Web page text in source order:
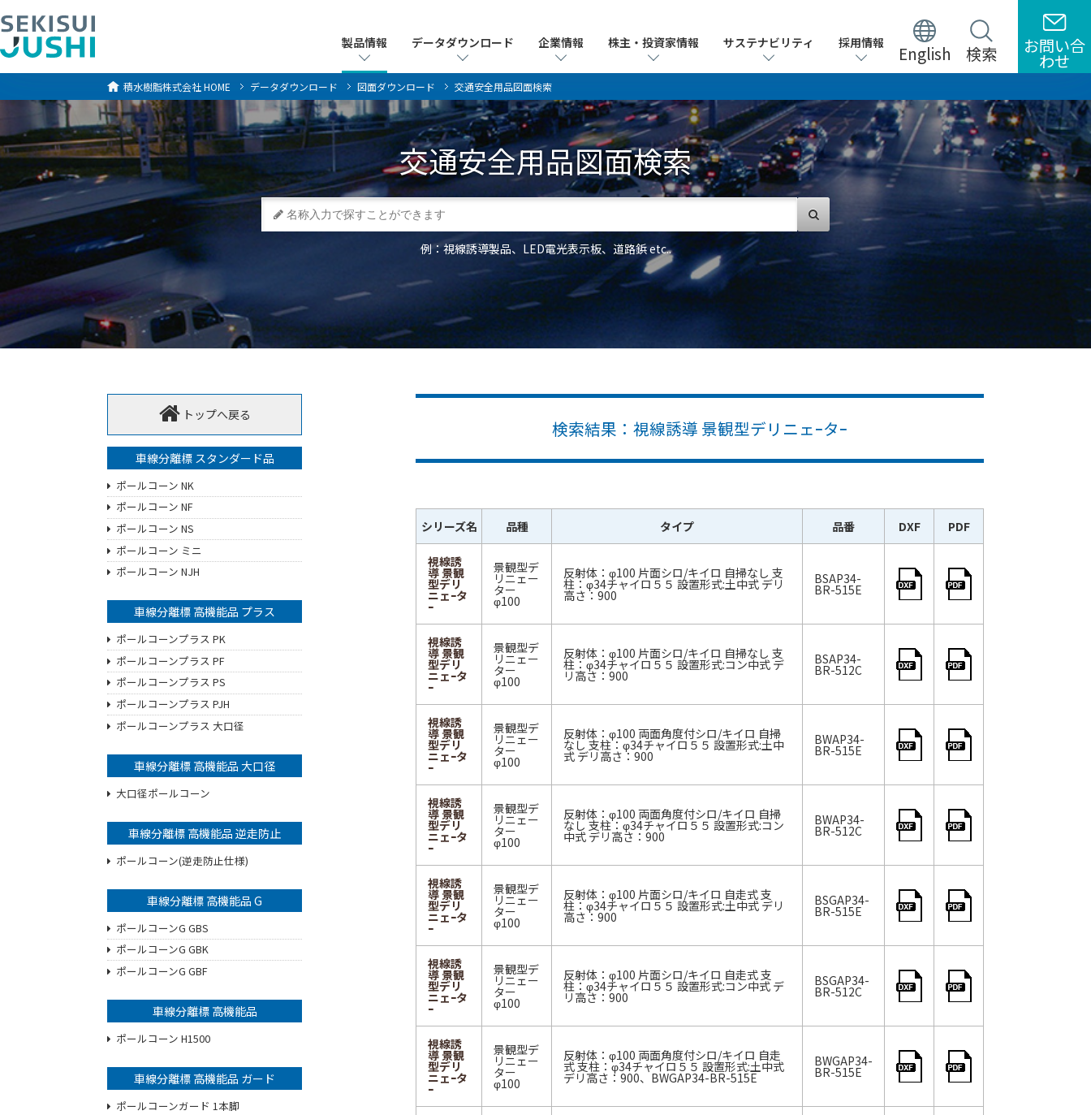
製品情報 データダウンロード 企業情報 株主・投資家情報 サステナビリティ 採用情報 English 検索 お問い合
わせ
製品情報 データダウンロード 企業情報 株主・投資家情報 サステナビリティ 採用情報 English 検索 お問い合
わせ
積水樹脂株式会社HOME データダウンロード 図面ダウンロード 交通安全用品図面検索
交通安全用品図面検索
例：視線誘導製品、LED電光表示板、道路鋲 etc..
検索結果：視線誘導 景観型デリニェｰタｰ
シリーズ名 品種 タイプ 品番 DXF PDF
視線誘
導 景観
型デリ
ニェｰタ
ｰ
景観型デ
リニェー
ター
φ100
反射体：φ100 片面シロ/キイロ 自掃なし 支
柱：φ34チャイロ５５ 設置形式:土中式 デリ
高さ：900
BSAP34-
BR-515E
視線誘
導 景観
型デリ
ニェｰタ
ｰ
景観型デ
リニェー
ター
φ100
反射体：φ100 片面シロ/キイロ 自掃なし 支
柱：φ34チャイロ５５ 設置形式:コン中式 デ
リ高さ：900
BSAP34-
BR-512C
視線誘
導 景観
型デリ
ニェｰタ
ｰ
景観型デ
リニェー
ター
φ100
反射体：φ100 両面角度付シロ/キイロ 自掃
なし 支柱：φ34チャイロ５５ 設置形式:土中
式 デリ高さ：900
BWAP34-
BR-515E
視線誘
導 景観
型デリ
ニェｰタ
ｰ
景観型デ
リニェー
ター
φ100
反射体：φ100 両面角度付シロ/キイロ 自掃
なし 支柱：φ34チャイロ５５ 設置形式:コン
中式 デリ高さ：900
BWAP34-
BR-512C
視線誘
導 景観
型デリ
ニェｰタ
ｰ
景観型デ
リニェー
ター
φ100
反射体：φ100 片面シロ/キイロ 自走式 支
柱：φ34チャイロ５５ 設置形式:土中式 デリ
高さ：900
BSGAP34-
BR-515E
視線誘
導 景観
型デリ
ニェｰタ
ｰ
景観型デ
リニェー
ター
φ100
反射体：φ100 片面シロ/キイロ 自走式 支
柱：φ34チャイロ５５ 設置形式:コン中式 デ
リ高さ：900
BSGAP34-
BR-512C
視線誘
導 景観
型デリ
ニェｰタ
ｰ
景観型デ
リニェー
ター
φ100
反射体：φ100 両面角度付シロ/キイロ 自走
式 支柱：φ34チャイロ５５ 設置形式:土中式
デリ高さ：900、BWGAP34-BR-515E
BWGAP34-
BR-515E
トップへ戻る
車線分離標 スタンダード品
ポールコーン NK
ポールコーン NF
ポールコーン NS
ポールコーン ミニ
ポールコーン NJH
車線分離標 高機能品 プラス
ポールコーンプラス PK
ポールコーンプラス PF
ポールコーンプラス PS
ポールコーンプラス PJH
ポールコーンプラス 大口径
車線分離標 高機能品 大口径
大口径ポールコーン
車線分離標 高機能品 逆走防止
ポールコーン(逆走防止仕様)
車線分離標 高機能品 G
ポールコーンG GBS
ポールコーンG GBK
ポールコーンG GBF
車線分離標 高機能品
ポールコーン H1500
車線分離標 高機能品 ガード
ポールコーンガード 1本脚